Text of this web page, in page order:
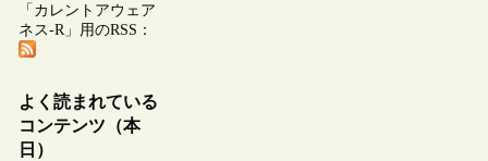
「カレントアウェア
ネス-R」用のRSS：
よく読まれている
コンテンツ（本
日）